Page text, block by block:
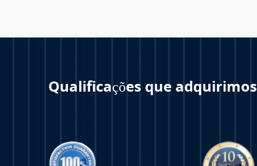
Qualificações que adquirimos